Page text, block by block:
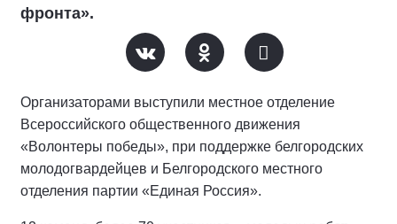
фронта».
Организаторами выступили местное отделение
Всероссийского общественного движения
«Волонтеры победы», при поддержке белгородских
молодогвардейцев и Белгородского местного
отделения партии «Единая Россия».